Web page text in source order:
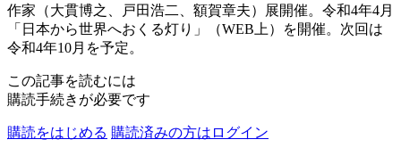
作家（大貫博之、戸田浩二、額賀章夫）展開催。令和4年4月
「日本から世界へおくる灯り」（WEB上）を開催。次回は
令和4年10月を予定。
この記事を読むには
購読手続きが必要です
購読をはじめる 購読済みの方はログイン